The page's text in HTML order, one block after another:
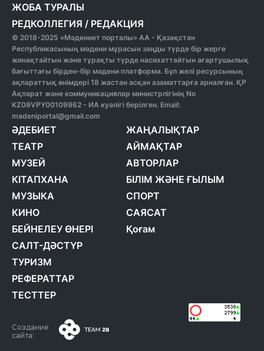
ЖОБА ТУРАЛЫ
РЕДКОЛЛЕГИЯ / РЕДАКЦИЯ
© 2018-2025 «Мәдениет порталы» АА - Қазақстан
Республикасының мәдени мұрасын заңды түрде бір жерге
жинақтайтын және тұрақты түрде насихаттайтын ағартушылық
бағыттағы бірден-бір мәдени платформа. Бұл желі ресурсының
ақпараттық өнімдері 18 жастан асқан азаматтарға арналған. ҚР
Ақпарат және коммуникациялар министрлігінің No
KZ09VPY00109962 - ИА куәлігі берілген. Email:
madeniportal@gmail.com
ӘДЕБИЕТ
ТЕАТР
МУЗЕЙ
КІТАПХАНА
МУЗЫКА
КИНО
БЕЙНЕЛЕУ ӨНЕРІ
САЛТ-ДӘСТҮР
ТУРИЗМ
РЕФЕРАТТАР
ТЕСТТЕР
ЖАҢАЛЫҚТАР
АЙМАҚТАР
АВТОРЛАР
БІЛІМ ЖӘНЕ ҒЫЛЫМ
СПОРТ
САЯСАТ
Қоғам
Создание
сайта: